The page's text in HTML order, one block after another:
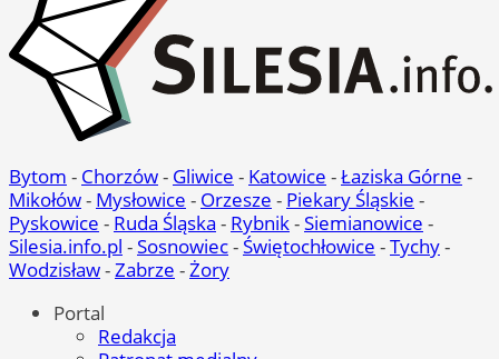
Bytom - Chorzów- Gliwice - Katowice -Łaziska Górne -
Mikołów- Mysłowice - Orzesze - Piekary Śląskie -
Pyskowice - Ruda Śląska - Rybnik-Siemianowice -
Silesia.info.pl -Sosnowiec-Świętochłowice -Tychy-
Wodzisław-Zabrze -Żory
Portal
Redakcja